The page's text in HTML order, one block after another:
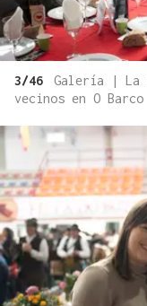
3/46
Galería | La
vecinos en O